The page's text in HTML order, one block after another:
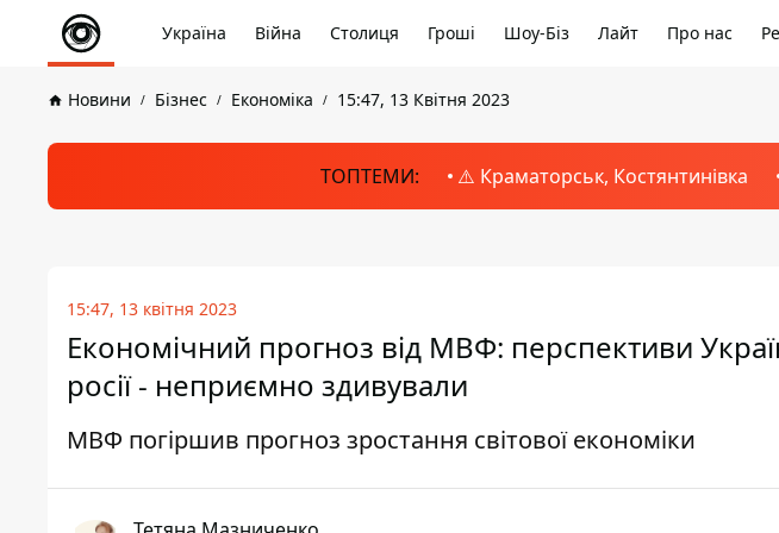
Україна Війна Столиця Гроші Шоу-Біз Лайт Про нас
Новини Бізнес Економіка 15:47, 13 Квітня 2023
ТОПТЕМИ: ⚠️ Краматорськ, Костянтинівка
15:47, 13 квітня 2023
Економічний прогноз від МВФ: перспективи
росії - неприємно здивували
МВФ погіршив прогноз зростання світової економіки